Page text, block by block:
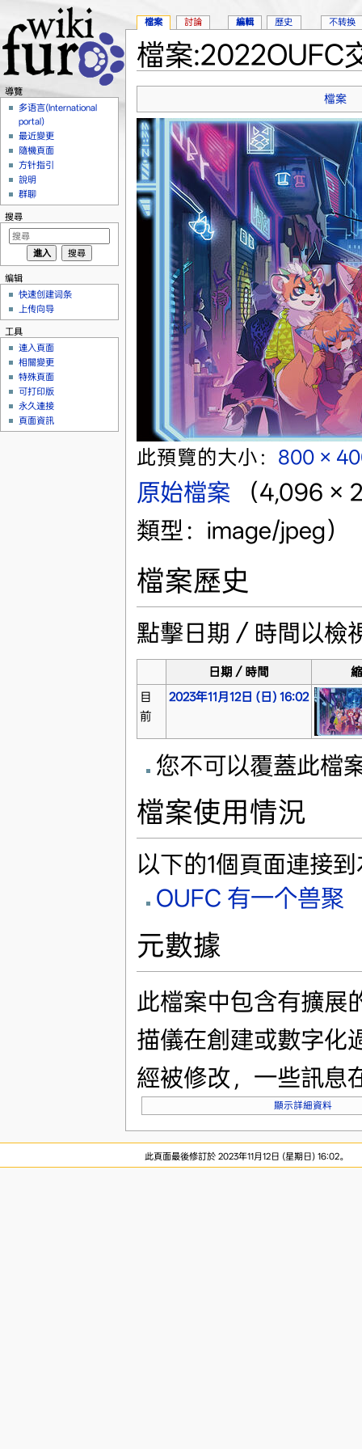
檔案:2022OUFC
檔案
此預覽的大小： 800 ×
原始檔案
（4,096 ×
類型：image/jpeg）
檔案歷史
點擊日期／時間以檢
日期／時間
目
前
2023年11月12日 (日) 16:02
您不可以覆蓋此檔
檔案使用情況
以下的1個頁面連接
OUFC 有一个兽聚
元數據
此檔案中包含有擴展
描儀在創建或數字化
經被修改，一些訊息
顯示詳細資料
檔案 討論 編輯 歷史 不转换
導覽
多语言(International
portal)
最近變更
隨機頁面
方针指引
說明
群聊
搜尋
编辑
快速创建词条
上传向导
工具
連入頁面
相關變更
特殊頁面
可打印版
永久連接
頁面資訊
此頁面最後修訂於 2023年11月12日 (星期日) 16:02。